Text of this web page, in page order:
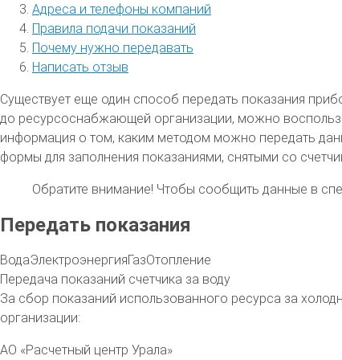
Адреса и телефоны компаний
Правила подачи показаний
Почему нужно передавать
Написать отзыв
Существует еще один способ передать показания
до ресурсоснабжающей организации, можно
информация о том, каким методом можно передать
формы для заполнения показаниями, снятыми со
Обратите внимание! Чтобы сообщить данные в
Передать показания
ВодаЭлектроэнергияГазОтопление
Передача показаний счетчика за воду
За сбор показаний использованного ресурса за
организации:
АО «Расчетный центр Урала»